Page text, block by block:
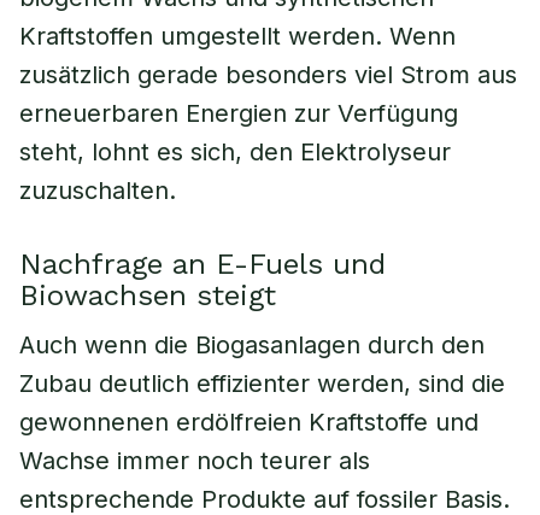
Kraftstoffen umgestellt werden. Wenn
zusätzlich gerade besonders viel Strom aus
erneuerbaren Energien zur Verfügung
steht, lohnt es sich, den Elektrolyseur
zuzuschalten.
Nachfrage an E-Fuels und
Biowachsen steigt
Auch wenn die Biogasanlagen durch den
Zubau deutlich effizienter werden, sind die
gewonnenen erdölfreien Kraftstoffe und
Wachse immer noch teurer als
entsprechende Produkte auf fossiler Basis.